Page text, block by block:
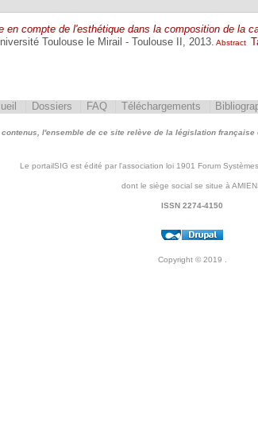
en compte de l'esthétique dans la composition de la
Toulouse le Mirail - Toulouse II, 2013. Abstract
Dossiers FAQ Téléchargements
l'ensemble de ce site relève de la législation
Le portailSIG est édité par l'association loi 1901 Forum
dont le siège social se situe à
ISSN 2274-4150
Copyright © 2019